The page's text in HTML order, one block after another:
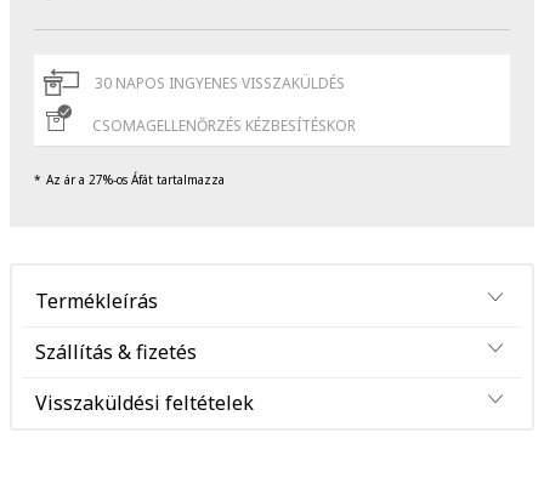
30 NAPOS INGYENES VISSZAKÜLDÉS
CSOMAGELLENŐRZÉS KÉZBESÍTÉSKOR
Az ár a 27%-os Áfát tartalmazza
Termékleírás
Szállítás & fizetés
Visszaküldési feltételek